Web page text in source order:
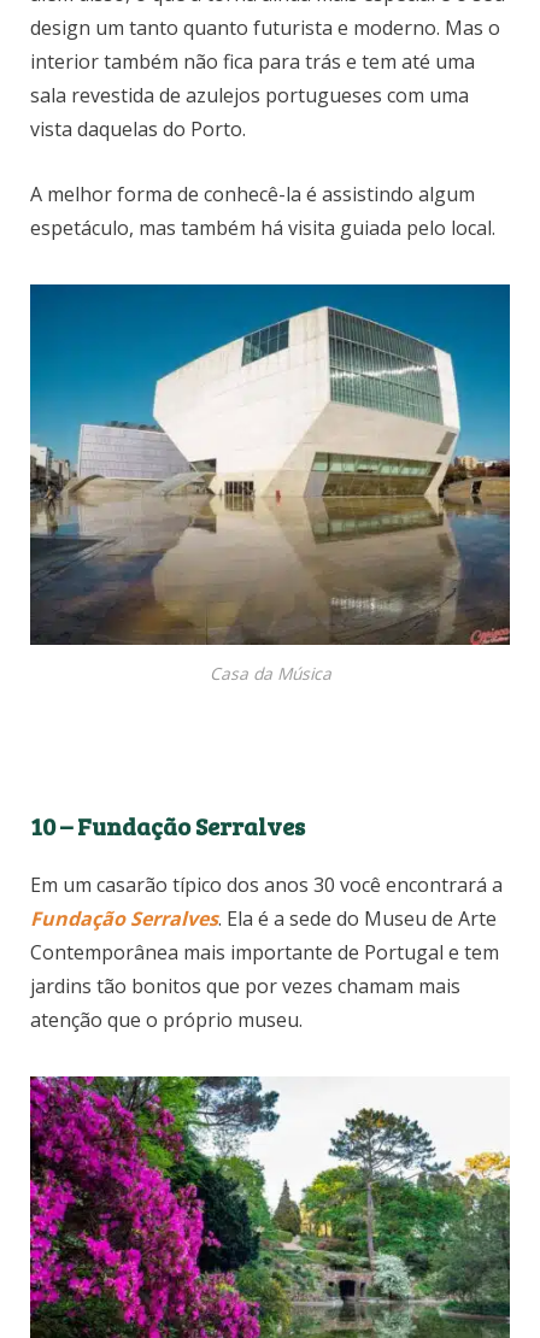
design um tanto quanto futurista e moderno. Mas o
interior também não fica para trás e tem até uma
sala revestida de azulejos portugueses com uma
vista daquelas do Porto.
A melhor forma de conhecê-la é assistindo algum
espetáculo, mas também há visita guiada pelo local.
Casa da Música
10 – Fundação Serralves
Em um casarão típico dos anos 30 você encontrará a
Fundação Serralves. Ela é a sede do Museu de Arte
Contemporânea mais importante de Portugal e tem
jardins tão bonitos que por vezes chamam mais
atenção que o próprio museu.